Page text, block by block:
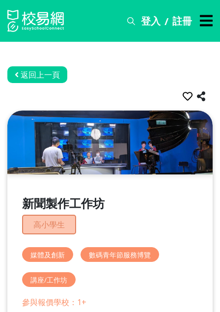
登入 / 註冊
搜
務
資
我
返回上一頁
新聞製作工作坊
高小學生
媒體及創新 數碼青年節服務博覽
講座/工作坊
參與報價學校：1+